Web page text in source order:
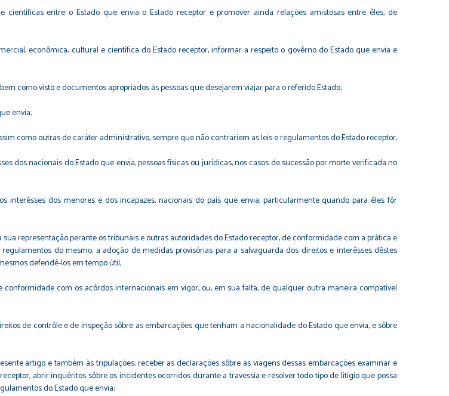
entre o Estado que envia o Estado receptor e promover ainda relações amistosas entre êles, de
econômica, cultural e científica do Estado receptor, informar a respeito o govêrno do Estado que envia e
como visto e documentos apropriados às pessoas que desejarem viajar para o referido Estado;
envia;
como outras de caráter administrativo, sempre que não contrariem as leis e regulamentos do Estado receptor;
dos nacionais do Estado que envia, pessoas físicas ou jurídicas, nos casos de sucessão por morte verificada no
interêsses dos menores e dos incapazes, nacionais do país que envia, particularmente quando para êles fôr
representação perante os tribunais e outras autoridades do Estado receptor, de conformidade com a prática e
do mesmo, a adoção de medidas provisórias para a salvaguarda dos direitos e interêsses dêstes
defendê-los em tempo útil;
com os acôrdos internacionais em vigor, ou, em sua falta, de qualquer outra maneira compatível
de contrôle e de inspeção sôbre as embarcações que tenham a nacionalidade do Estado que envia, e sôbre
artigo e também às tripulações; receber as declarações sôbre as viagens dessas embarcações examinar e
abrir inquéritos sôbre os incidentes ocorridos durante a travessia e resolver todo tipo de litígio que possa
do Estado que envia;